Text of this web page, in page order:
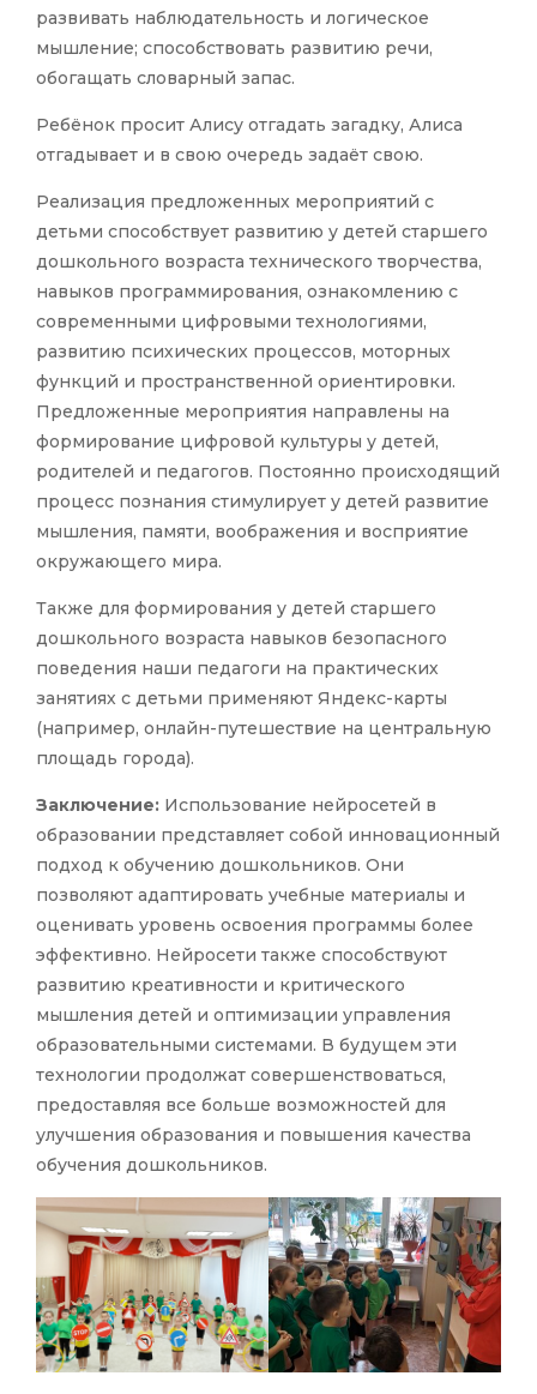
развивать наблюдательность и логическое
мышление; способствовать развитию речи,
обогащать словарный запас.
Ребёнок просит Алису отгадать загадку, Алиса
отгадывает и в свою очередь задаёт свою.
Реализация предложенных мероприятий с
детьми способствует развитию у детей старшего
дошкольного возраста технического творчества,
навыков программирования, ознакомлению с
современными цифровыми технологиями,
развитию психических процессов, моторных
функций и пространственной ориентировки.
Предложенные мероприятия направлены на
формирование цифровой культуры у детей,
родителей и педагогов. Постоянно происходящий
процесс познания стимулирует у детей развитие
мышления, памяти, воображения и восприятие
окружающего мира.
Также для формирования у детей старшего
дошкольного возраста навыков безопасного
поведения наши педагоги на практических
занятиях с детьми применяют Яндекс-карты
(например, онлайн-путешествие на центральную
площадь города).
Заключение: Использование нейросетей в
образовании представляет собой инновационный
подход к обучению дошкольников. Они
позволяют адаптировать учебные материалы и
оценивать уровень освоения программы более
эффективно. Нейросети также способствуют
развитию креативности и критического
мышления детей и оптимизации управления
образовательными системами. В будущем эти
технологии продолжат совершенствоваться,
предоставляя все больше возможностей для
улучшения образования и повышения качества
обучения дошкольников.